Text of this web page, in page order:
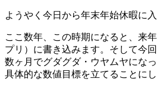
ようやく今日から年末年始休暇に入
ここ数年、この時期になると、来
プリ）に書き込みます。そして今
数ヶ月でグダグダ・ウヤムヤにな
具体的な数値目標を立てることにし